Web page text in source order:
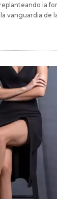
la
vanguardia de